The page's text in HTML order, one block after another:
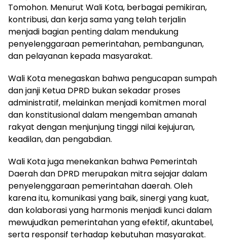
Tomohon. Menurut Wali Kota, berbagai pemikiran,
kontribusi, dan kerja sama yang telah terjalin
menjadi bagian penting dalam mendukung
penyelenggaraan pemerintahan, pembangunan,
dan pelayanan kepada masyarakat.
Wali Kota menegaskan bahwa pengucapan sumpah
dan janji Ketua DPRD bukan sekadar proses
administratif, melainkan menjadi komitmen moral
dan konstitusional dalam mengemban amanah
rakyat dengan menjunjung tinggi nilai kejujuran,
keadilan, dan pengabdian.
Wali Kota juga menekankan bahwa Pemerintah
Daerah dan DPRD merupakan mitra sejajar dalam
penyelenggaraan pemerintahan daerah. Oleh
karena itu, komunikasi yang baik, sinergi yang kuat,
dan kolaborasi yang harmonis menjadi kunci dalam
mewujudkan pemerintahan yang efektif, akuntabel,
serta responsif terhadap kebutuhan masyarakat.